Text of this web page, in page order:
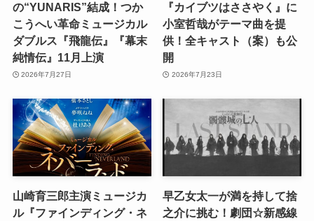
の“YUNARIS”結成！つか
こうへい革命ミュージカル
ダブルス『飛龍伝』『幕末
純情伝』11月上演
2026年7月27日
『カイブツはささやく』に
小室哲哉がテーマ曲を提
供！全キャスト（案）も公
開
2026年7月23日
山崎育三郎主演ミュージカ
ル『ファインディング・ネ
早乙女太一が満を持して捨
之介に挑む！劇団☆新感線